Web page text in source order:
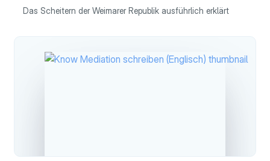
Das Scheitern der Weimarer Republik ausführlich erklärt